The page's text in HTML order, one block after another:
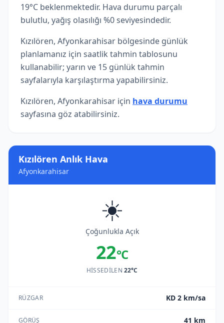
Kızılören Anlık Hava
Afyonkarahisar
☀️
Çoğunlukla Açık
22°C
HISSEDILEN22°C
RÜZGAR KD 2 km/sa
GÖRÜŞ 41 km
19°C beklenmektedir. Hava durumu parçalı
bulutlu, yağış olasılığı %0 seviyesindedir.
Kızılören, Afyonkarahisar bölgesinde günlük
planlamanız için saatlik tahmin tablosunu
kullanabilir; yarın ve 15 günlük tahmin
sayfalarıyla karşılaştırma yapabilirsiniz.
Kızılören, Afyonkarahisar için hava durumu
sayfasına göz atabilirsiniz.